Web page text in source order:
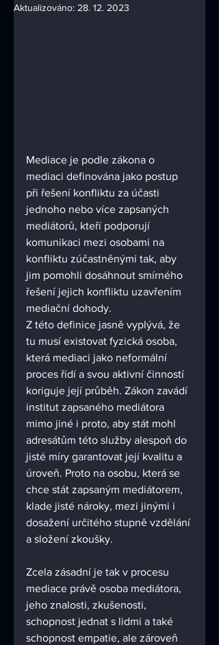
Aktualizováno: 28. 12. 2023
Mediace je podle zákona o
mediaci definována jako postup
při řešení konfliktu za účasti
jednoho nebo více zapsaných
mediátorů, kteří podporují
komunikaci mezi osobami na
konfliktu zúčastněnými tak, aby
jim pomohli dosáhnout smírného
řešení jejich konfliktu uzavřením
mediační dohody.
Z této definice jasně vyplývá, že
tu musí existovat fyzická osoba,
která mediaci jako neformální
proces řídí a svou aktivní činností
koriguje její průběh. Zákon zavádí
institut zapsaného mediátora
mimo jiné i proto, aby stát mohl
adresátům této služby alespoň do
jisté míry garantovat její kvalitu a
úroveň. Proto na osobu, která se
chce stát zapsaným mediátorem,
klade jisté nároky, mezi jinými i
dosažení určitého stupně vzdělání
a složení zkoušky.
Zcela zásadní je tak v procesu
mediace právě osoba mediátora,
jeho znalosti, zkušenosti,
schopnost jednat s lidmi a také
schopnost empatie, ale zároveň